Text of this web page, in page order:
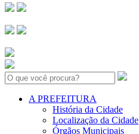
Search:
A PREFEITURA
História da Cidade
Localização da Cidade
Órgãos Municipais